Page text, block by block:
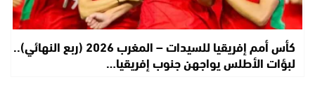
كأس أمم إفريقيا للسيدات – المغرب 2026 (ربع النهائي)..
لبؤات الأطلس يواجهن جنوب إفريقيا…